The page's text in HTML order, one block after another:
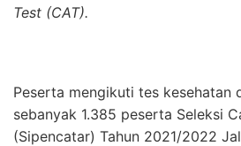
Test (CAT).
Peserta mengikuti tes kesehatan
sebanyak 1.385 peserta Seleksi
(Sipencatar) Tahun 2021/2022